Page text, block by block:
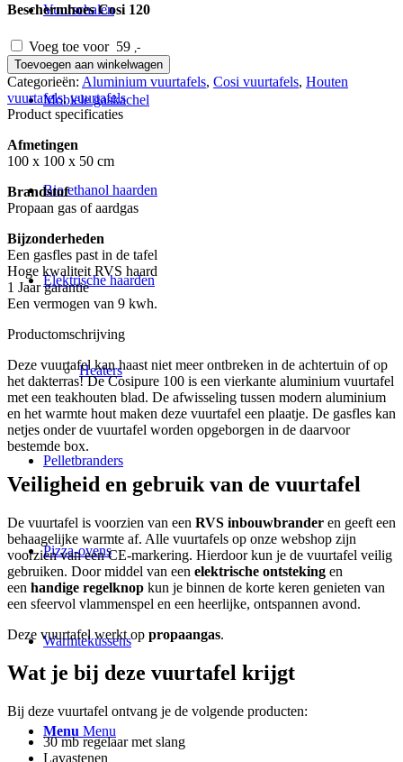
Vuurschalen
Mobiele gaskachel
Bio ethanol haarden
Elektrische haarden
Heaters
Pelletbranders
Pizza-ovens
Warmtekussens
Menu Menu
Beschermhoes Cosi 120
Voeg toe voor 59 ,-
Cosipure
100
black/teak
aantal
Toevoegen aan winkelwagen
Categorieën: Aluminium vuurtafels, Cosi vuurtafels, Houten
vuurtafels,vuurtafels
Product specificaties
Afmetingen
100 x 100 x 50 cm
Brandstof
Propaan gas of aardgas
Bijzonderheden
Een gasfles past in de tafel
Hoge kwaliteit RVS haard
1 Jaar garantie
Een vermogen van 9 kwh.
Productomschrijving
Deze vuurtafel kan haast niet meer ontbreken in de achtertuin of op
het dakterras! De Cosipure 100 is een vierkante aluminium vuurtafel
met een teakhouten blad. De afwisseling tussen modern aluminium
en het warmte hout maken deze vuurtafel een plaatje. De gasfles kan
netjes onder de vuurtafel worden opgeborgen in de daarvoor
bestemde box.
Veiligheid en gebruik van de vuurtafel
De vuurtafel is voorzien van een RVS inbouwbrander en geeft een
behaagelijke warmte af. Alle vuurtafels op onze webshop zijn
voorzien van een CE-markering. Hierdoor kun je de vuurtafel veilig
gebruiken. Door middel van een elektrische ontsteking en
een handige regelknop kun je binnen de korte keren genieten van
een sfeervol vlammenspel en een heerlijke, ontspannen avond.
Deze vuurtafel werkt op propaangas.
Wat je bij deze vuurtafel krijgt
Bij deze vuurtafel ontvang je de volgende producten:
30 mb regelaar met slang
Lavastenen